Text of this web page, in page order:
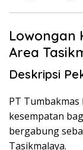
Lowongan
Area
Deskripsi
PT
kesempatan
bergabung
Tasikmalaya.